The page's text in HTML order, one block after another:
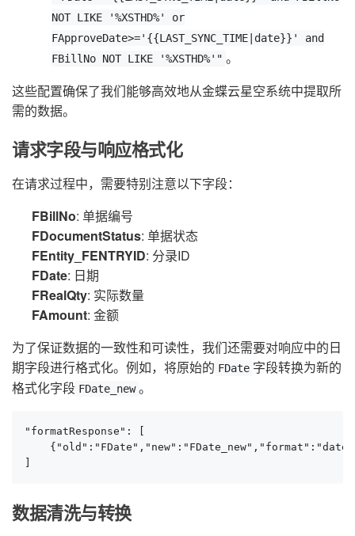
NOT LIKE '%XSTHD%' or
FApproveDate>='{{LAST_SYNC_TIME|date}}' and
FBillNo NOT LIKE '%XSTHD%'" 。
这些配置确保了我们能够高效地从金蝶云星空系统中提取所
需的数据。
请求字段与响应格式化
在请求过程中，需要特别注意以下字段：
FBillNo: 单据编号
FDocumentStatus: 单据状态
FEntity_FENTRYID: 分录ID
FDate: 日期
FRealQty: 实际数量
FAmount: 金额
为了保证数据的一致性和可读性，我们还需要对响应中的日
期字段进行格式化。例如，将原始的 FDate 字段转换为新的
格式化字段 FDate_new 。
"formatResponse": [
数据清洗与转换